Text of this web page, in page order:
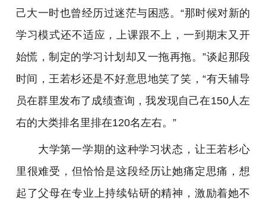
己大一时也曾经历过迷茫与困惑。“那时候对新的
学习模式还不适应，上课跟不上，一到期末又开
始慌，制定的学习计划却又一拖再拖。”谈起那段
时间，王若杉还是不好意思地笑了笑，“有天辅导
员在群里发布了成绩查询，我发现自己在150人左
右的大类排名里排在120名左右。”
大学第一学期的这种学习状态，让王若杉心
里很难受，但恰恰是这段经历让她痛定思痛，想
起了父母在专业上持续钻研的精神，激励着她不